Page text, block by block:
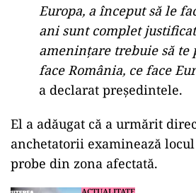
Europa, a început să le
ani sunt complet
amenințare trebuie să te
face România, ce face
a declarat președintele.
El a adăugat că a urmărit
anchetatorii examinează
probe din zona afectată.